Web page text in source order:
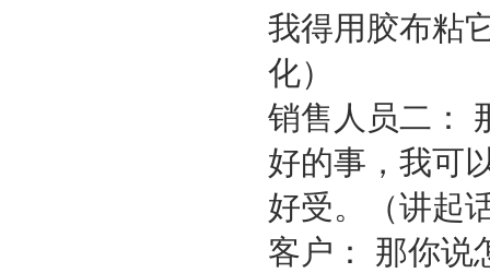
我得用胶布粘
化）
销售人员二：
好的事，我可
好受。（讲起
客户： 那你说